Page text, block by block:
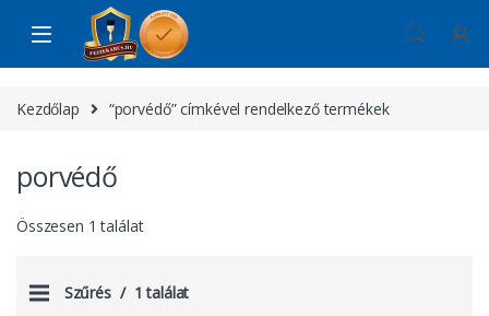
Skip to navigation
Skip to content
Kezdőlap “porvédő” címkével rendelkező termékek
porvédő
Összesen 1 találat
Szűrés 1 találat